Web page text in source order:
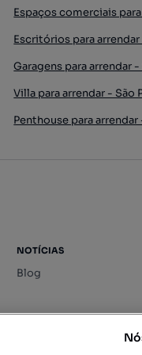
Espaços comerciais
Escritórios para
Garagens para arrendar
Villa para arrendar - São
Penthouse para
NOTÍCIAS
Blog